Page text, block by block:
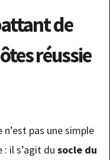
de
réussie
pas une simple
il s’agit du socle du